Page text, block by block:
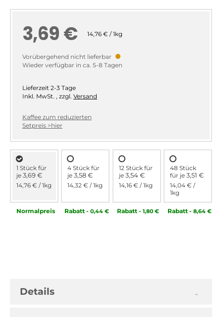
3,69 € 14,76 € / 1kg
Vorübergehend nicht lieferbar
Wieder verfügbar in ca. 5-8 Tagen
Lieferzeit 2-3 Tage
Inkl. MwSt. , zzgl. Versand
Kaffee zum reduzierten
Setpreis >hier
1 Stück für
je 3,69 €
14,76 € / 1kg
Normal­preis
4 Stück für
je3,58 €
14,32 € / 1kg
Rabatt-0,44 €
12 Stück für
je 3,54 €
14,16 € / 1kg
Rabatt-1,80 €
48 Stück
für je3,51 €
14,04 € /
1kg
Rabatt - 8,64 €
Details